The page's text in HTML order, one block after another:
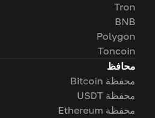
Tron
BNB
Polygon
Toncoin
محافظ
محفظة Bitcoin
محفظة USDT
محفظة Ethereum